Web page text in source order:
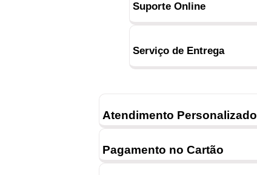
Suporte Online
Serviço de Entrega
Atendimento Personalizado
Pagamento no Cartão